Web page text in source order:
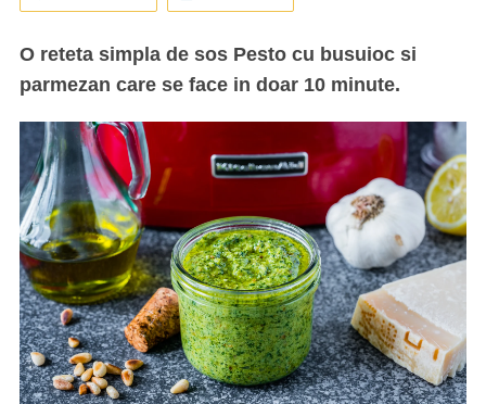
O reteta simpla de sos Pesto cu busuioc si
parmezan care se face in doar 10 minute.